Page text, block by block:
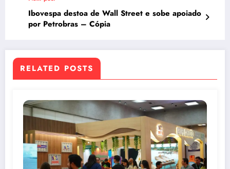
Ibovespa destoa de Wall Street e sobe apoiado
por Petrobras – Cópia
RELATED POSTS